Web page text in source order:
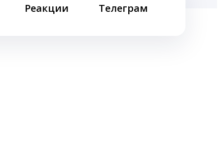
Реакции Телеграм